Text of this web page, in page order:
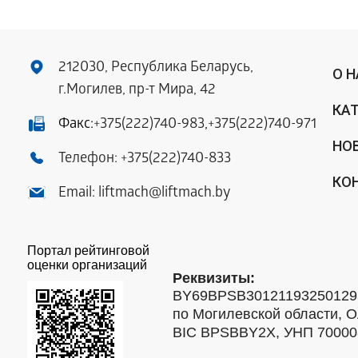
212030, Республика Беларусь,
г.Могилев, пр-т Мира, 42
Факс:+375(222)740-983,+375(222)740-971
Телефон: +375(222)740-833
Email: liftmach@liftmach.by
О
Портал рейтинговой
оценки организаций
Реквизиты:
по Могилевской области,
BIC BPSBBY2X, УНП